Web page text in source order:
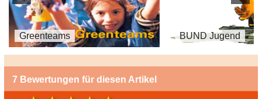
Greenteams BUND Jugend
7 Bewertungen für diesen Artikel